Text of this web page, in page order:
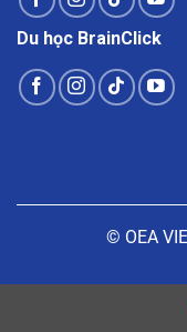
Du học BrainClick
© OEA